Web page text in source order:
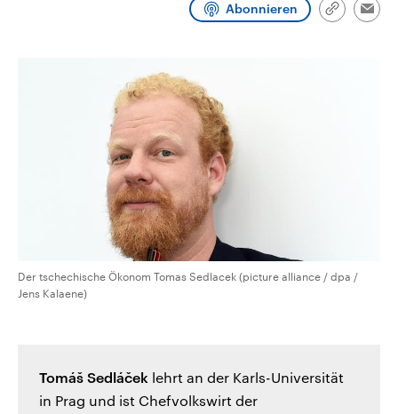
Abonnieren
Link
Der tschechische Ökonom Tomas Sedlacek (picture alliance / dpa /
Jens Kalaene)
Tomáš Sedláček lehrt an der Karls-Universität
in Prag und ist Chefvolkswirt der